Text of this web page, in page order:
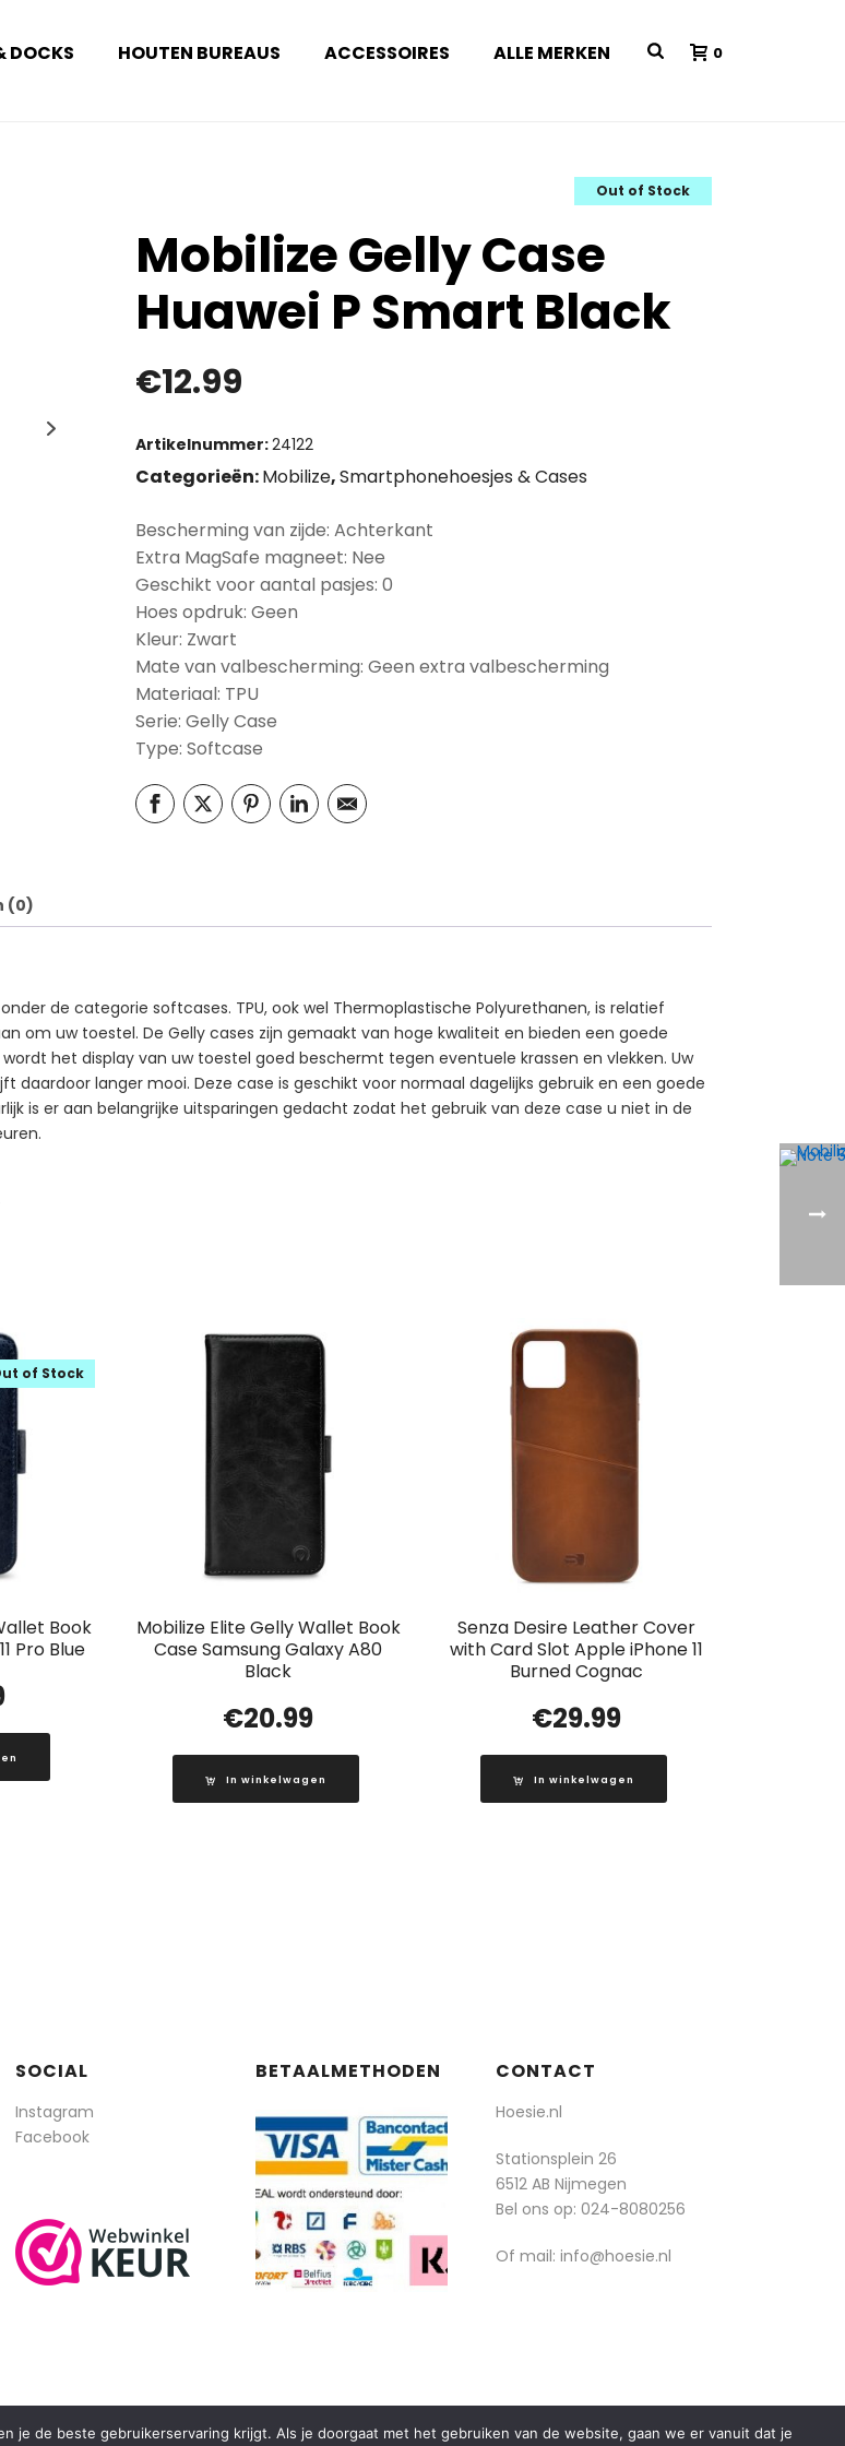
DOCKS HOUTEN BUREAUS ACCESSOIRES ALLE MERKEN 0
Out of Stock
Mobilize Gelly Case
Huawei P Smart Black
€12.99
Artikelnummer:24122
Categorieën:Mobilize,Smartphonehoesjes & Cases
Bescherming van zijde: Achterkant
Extra MagSafe magneet: Nee
Geschikt voor aantal pasjes: 0
Hoes opdruk: Geen
Kleur: Zwart
Mate van valbescherming: Geen extra valbescherming
Materiaal: TPU
Serie: Gelly Case
Type: Softcase
(0)
de categorie softcases. TPU, ook wel Thermoplastische Polyurethanen, is relatief
om uw toestel. De Gelly cases zijn gemaakt van hoge kwaliteit en bieden een goede
het display van uw toestel goed beschermt tegen eventuele krassen en vlekken. Uw
langer mooi. Deze case is geschikt voor normaal dagelijks gebruik en een goede
is er aan belangrijke uitsparingen gedacht zodat het gebruik van deze case u niet in de
Book
Pro Blue
of Stock
Mobilize Elite Gelly Wallet Book
Case Samsung Galaxy A80
Black
€20.99
In winkelwagen
Senza Desire Leather Cover
with Card Slot Apple iPhone 11
Burned Cognac
€29.99
In winkelwagen
SOCIAL
Instagram
Facebook
BETAALMETHODEN CONTACT
Hoesie.nl
Stationsplein 26
6512 AB Nijmegen
Bel ons op: 024-8080256
Of mail: info@hoesie.nl
je de beste gebruikerservaring krijgt. Als je doorgaat met het gebruiken van de website, gaan we er vanuit dat je